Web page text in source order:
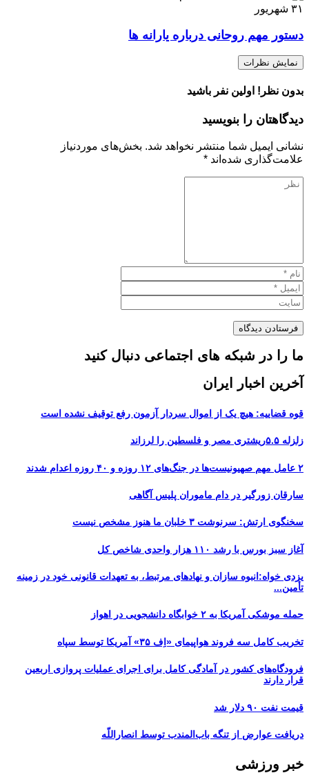
۳۱ شهریور
دستور مهم روحانی درباره یارانه ها
نمایش نظرات
بدون نظر! اولین نفر باشید
دیدگاهتان را بنویسید
نشانی ایمیل شما منتشر نخواهد شد. بخش‌های موردنیاز
علامت‌گذاری شده‌اند *
ما را در شبکه های اجتماعی دنبال کنید
آخرین اخبار ایران
قوه قضاییه: هیچ یک از اموال سردار آزمون رفع توقیف نشده است
زلزله ۵.۵ریشتری مصر و فلسطین را لرزاند
۲ عامل مهم صهیونیست‌ها در جنگ‌های ۱۲ روزه و ۴۰ روزه اعدام شدند
سارقان زورگیر در دام ماموران پلیس آگاهی
سخنگوی ارتش: سرنوشت ۳ خلبان ما هنوز مشخص نیست
آغاز سبز بورس با رشد ۱۱۰ هزار واحدی شاخص کل
یزدی خواه:انبوه سازان و نهادهای مرتبط، به تعهدات قانونی خود در زمینه
تأمین...
حمله موشکی آمریکا به ۲ خوابگاه دانشجویی در اهواز
تخریب کامل سه فروند هواپیمای «اِف ۳۵» آمریکا توسط سپاه
فرودگاه‌های کشور در آمادگی کامل برای اجرای عملیات پروازی اربعین
قرار دارند
قیمت نفت ۹۰ دلار شد
دریافت عوارض از تنگه باب‌المندب توسط انصاراللّه
خبر ورزشی